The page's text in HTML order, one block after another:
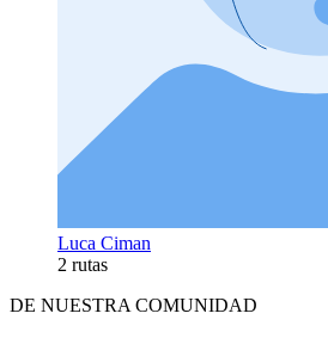
Luca Ciman
2 rutas
DE NUESTRA COMUNIDAD